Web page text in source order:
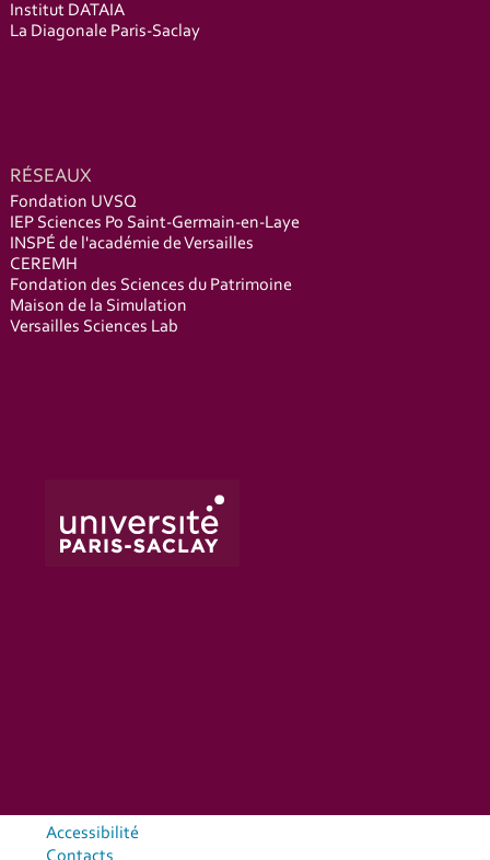
Institut DATAIA
La Diagonale Paris-Saclay
RÉSEAUX
Fondation UVSQ
IEP Sciences Po Saint-Germain-en-Laye
INSPÉ de l'académie de Versailles
CEREMH
Fondation des Sciences du Patrimoine
Maison de la Simulation
Versailles Sciences Lab
Accessibilité